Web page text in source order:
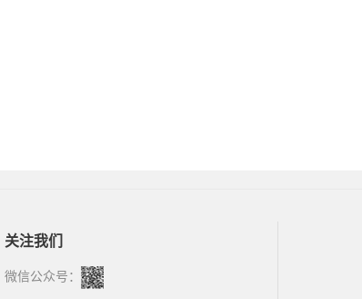
关注我们
微信公众号：